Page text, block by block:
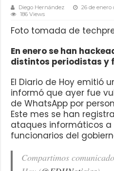
Diego Hernández 26 de enero
186 Views
Foto tomada de
En enero se han
distintos periodistas y
El Diario de Hoy emitió
informó que ayer fue
de WhatsApp por
Este mes se han
ataques informáticos a
funcionarios del
Compartimos